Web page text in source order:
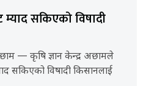
म्याद सकिएको विषादी
— कृषि ज्ञान केन्द्र अछामले
सकिएको विषादी किसानलाई